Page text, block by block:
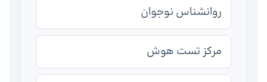
روانشناس نوجوان
مرکز تست هوش